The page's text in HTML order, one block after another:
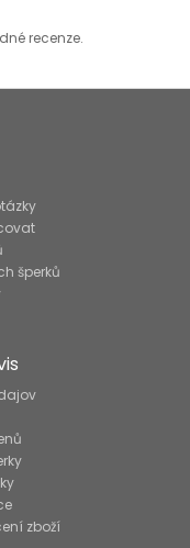
recenze.
šperků
zboží